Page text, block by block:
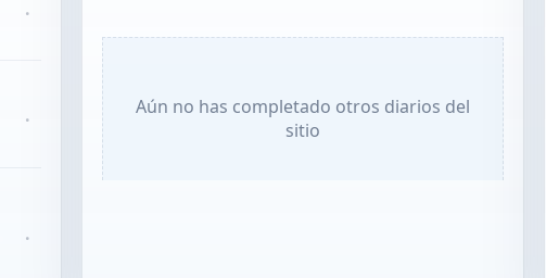
·
·
·
Aún no has completado otros diarios del
sitio